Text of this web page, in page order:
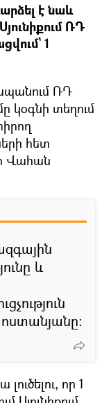
է նաև
ՌԴ
1
ՌԴ
կօգնի տեղում
հետ
Վահան
և
որ 1